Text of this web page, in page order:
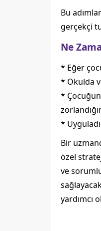
Bu
gerçekçi
Ne
* Eğer
* Okulda
*
*
Bir
özel
ve
yardımcı